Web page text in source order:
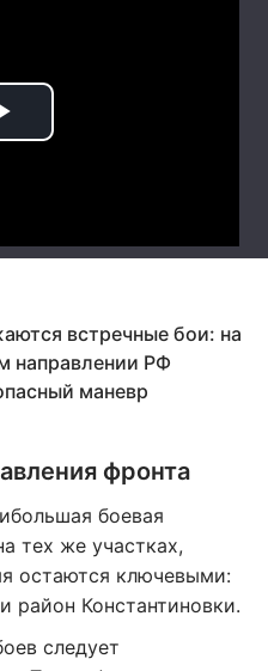
встречные бои: на
направлении РФ
маневр
фронта
боевая
тех же участках,
остаются ключевыми:
район Константиновки.
следует